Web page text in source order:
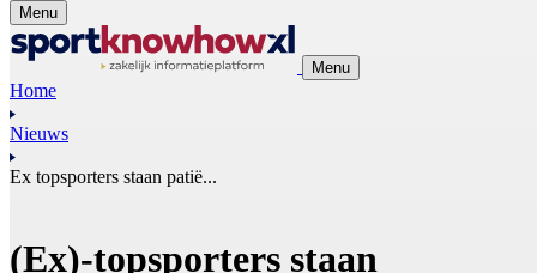
Menu
Menu
Home
Nieuws
Ex topsporters staan patië...
(Ex)-topsporters staan